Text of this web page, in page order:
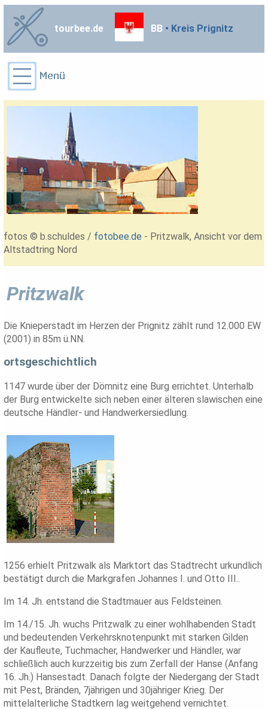
tourbee.de BB • Kreis Prignitz
fotos © b.schuldes / fotobee.de - Pritzwalk, Ansicht vor dem
Altstadtring Nord
Pritzwalk
Die Knieperstadt im Herzen der Prignitz zählt rund 12.000 EW
(2001) in 85m ü.NN.
ortsgeschichtlich
1147 wurde über der Dömnitz eine Burg errichtet. Unterhalb
der Burg entwickelte sich neben einer älteren slawischen eine
deutsche Händler- und Handwerkersiedlung.
1256 erhielt Pritzwalk als Marktort das Stadtrecht urkundlich
bestätigt durch die Markgrafen Johannes I. und Otto III..
Im 14. Jh. entstand die Stadtmauer aus Feldsteinen.
Im 14./15. Jh. wuchs Pritzwalk zu einer wohlhabenden Stadt
und bedeutenden Verkehrsknotenpunkt mit starken Gilden
der Kaufleute, Tuchmacher, Handwerker und Händler, war
schließlich auch kurzzeitig bis zum Zerfall der Hanse (Anfang
16. Jh.) Hansestadt. Danach folgte der Niedergang der Stadt
mit Pest, Bränden, 7jährigen und 30jähriger Krieg. Der
mittelalterliche Stadtkern lag weitgehend vernichtet.